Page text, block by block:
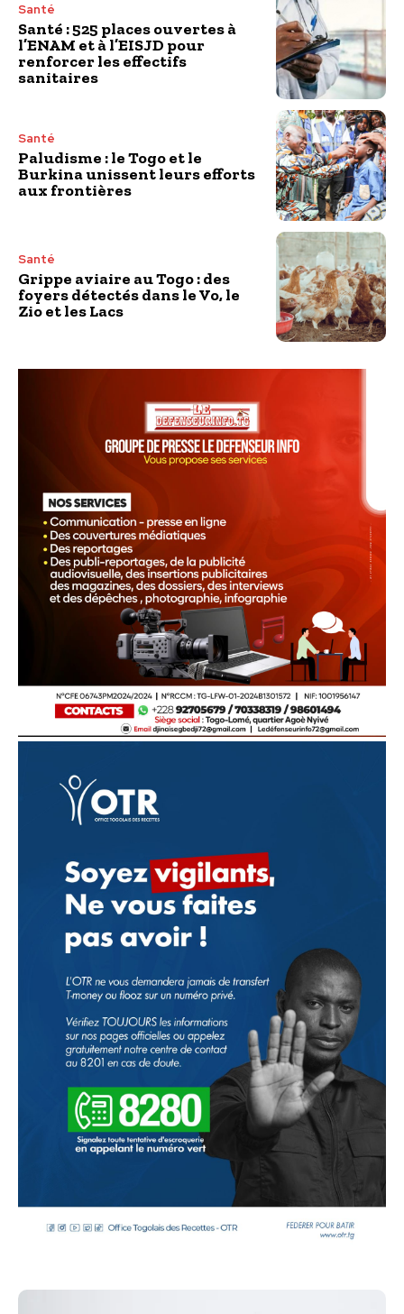
Santé
Santé : 525 places ouvertes à
l’ENAM et à l’EISJD pour
renforcer les effectifs
sanitaires
Santé
Paludisme : le Togo et le
Burkina unissent leurs efforts
aux frontières
Santé
Grippe aviaire au Togo : des
foyers détectés dans le Vo, le
Zio et les Lacs